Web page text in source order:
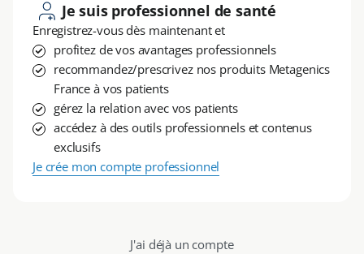
Je suis professionnel de santé
Enregistrez-vous dès maintenant et
profitez de vos avantages professionnels
recommandez/prescrivez nos produits Metagenics
France à vos patients
gérez la relation avec vos patients
accédez à des outils professionnels et contenus
exclusifs
Je crée mon compte professionnel
J'ai déjà un compte